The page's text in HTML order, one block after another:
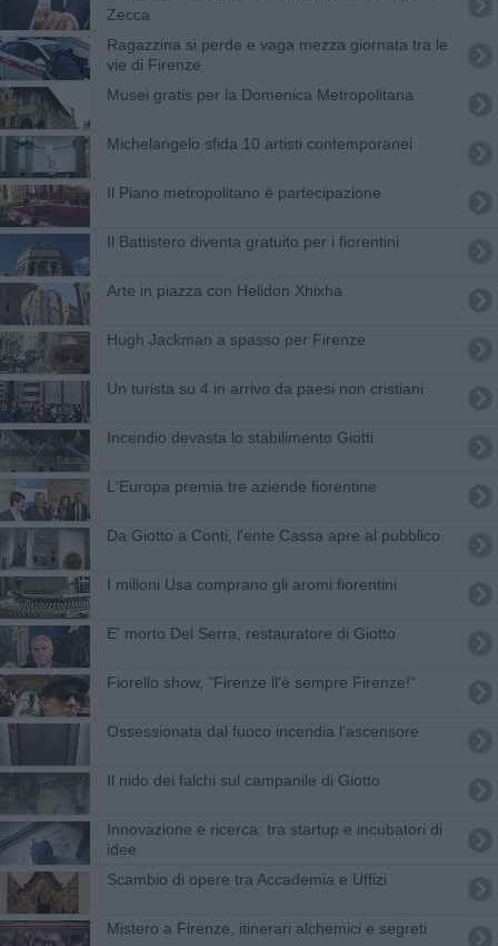
Zecca
Ragazzina si perde e vaga mezza giornata tra le
vie di Firenze
Musei gratis per la Domenica Metropolitana
Michelangelo sfida 10 artisti contemporanei
Il Piano metropolitano è partecipazione
Il Battistero diventa gratuito per i fiorentini
Arte in piazza con Helidon Xhixha
Hugh Jackman a spasso per Firenze
Un turista su 4 in arrivo da paesi non cristiani
Incendio devasta lo stabilimento Giotti
L'Europa premia tre aziende fiorentine
Da Giotto a Conti, l'ente Cassa apre al pubblico
I milioni Usa comprano gli aromi fiorentini
E' morto Del Serra, restauratore di Giotto
Fiorello show, "Firenze ll'è sempre Firenze!"
Ossessionata dal fuoco incendia l'ascensore
Il nido dei falchi sul campanile di Giotto
​Innovazione e ricerca: tra startup e incubatori di
idee
Scambio di opere tra Accademia e Uffizi
Mistero a Firenze, itinerari alchemici e segreti